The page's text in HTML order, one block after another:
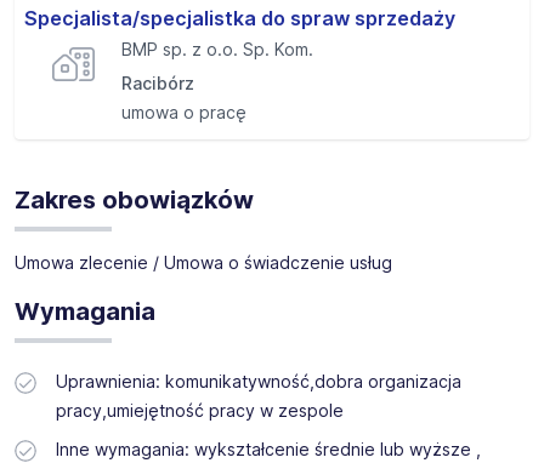
Specjalista/specjalistka do spraw sprzedaży
BMP sp. z o.o. Sp. Kom.
Racibórz
umowa o pracę
Zakres obowiązków
Umowa zlecenie / Umowa o świadczenie usług
Wymagania
Uprawnienia: komunikatywność,dobra organizacja
pracy,umiejętność pracy w zespole
Inne wymagania: wykształcenie średnie lub wyższe ,